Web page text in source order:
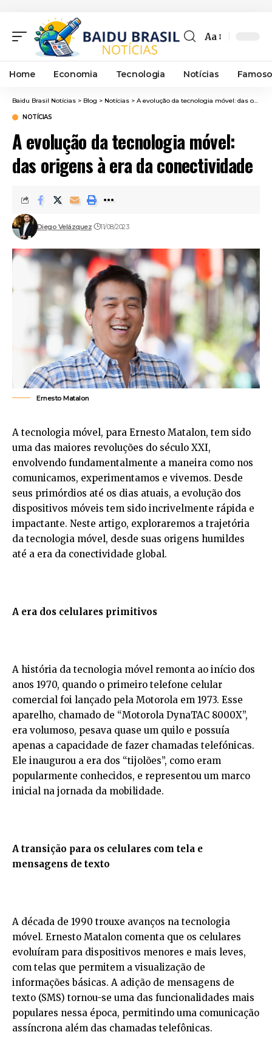
Font
Resizer
Aa
Home Economia Tecnologia Notícias
Baidu Brasil Notícias > Blog > Notícias > A evolução da tecnologia móvel: das origens à era da conectividade
NOTÍCIAS
A evolução da tecnologia móvel:
das origens à era da conectividade
Diego Velázquez 11/08/2023
Ernesto Matalon
A tecnologia móvel, para Ernesto Matalon, tem sido
uma das maiores revoluções do século XXI,
envolvendo fundamentalmente a maneira como nos
comunicamos, experimentamos e vivemos. Desde
seus primórdios até os dias atuais, a evolução dos
dispositivos móveis tem sido incrivelmente rápida e
impactante. Neste artigo, exploraremos a trajetória
da tecnologia móvel, desde suas origens humildes
até a era da conectividade global.
A era dos celulares primitivos
A história da tecnologia móvel remonta ao início dos
anos 1970, quando o primeiro telefone celular
comercial foi lançado pela Motorola em 1973. Esse
aparelho, chamado de “Motorola DynaTAC 8000X”,
era volumoso, pesava quase um quilo e possuía
apenas a capacidade de fazer chamadas telefónicas.
Ele inaugurou a era dos “tijolões”, como eram
popularmente conhecidos, e representou um marco
inicial na jornada da mobilidade.
A transição para os celulares com tela e
mensagens de texto
A década de 1990 trouxe avanços na tecnologia
móvel. Ernesto Matalon comenta que os celulares
evoluíram para dispositivos menores e mais leves,
com telas que permitem a visualização de
informações básicas. A adição de mensagens de
texto (SMS) tornou-se uma das funcionalidades mais
populares nessa época, permitindo uma comunicação
assíncrona além das chamadas telefônicas.